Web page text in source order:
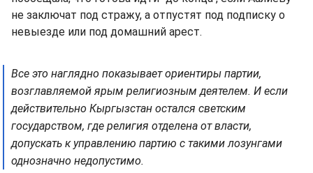
не заключат под стражу, а отпустят под подписку о
невыезде или под домашний арест.
Все это наглядно показывает ориентиры партии,
возглавляемой ярым религиозным деятелем. И если
действительно Кыргызстан остался светским
государством, где религия отделена от власти,
допускать к управлению партию с такими лозунгами
однозначно недопустимо.